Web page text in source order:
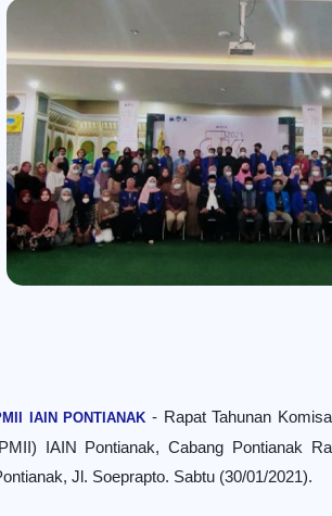
IAIN PONTIANAK - Rapat Tahunan
IAIN Pontianak, Cabang Pontianak
Jl. Soeprapto. Sabtu (30/01/2021).